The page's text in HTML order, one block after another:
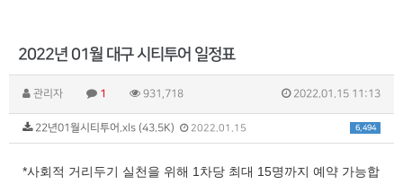
2022년 01월 대구 시티투어 일정표
관리자 1 931,718 2022.01.15 11:13
6,494
22년01월시티투어.xls (43.5K) 2022.01.15
*사회적 거리두기 실천을 위해 1차당 최대 15명까지 예약 가능합